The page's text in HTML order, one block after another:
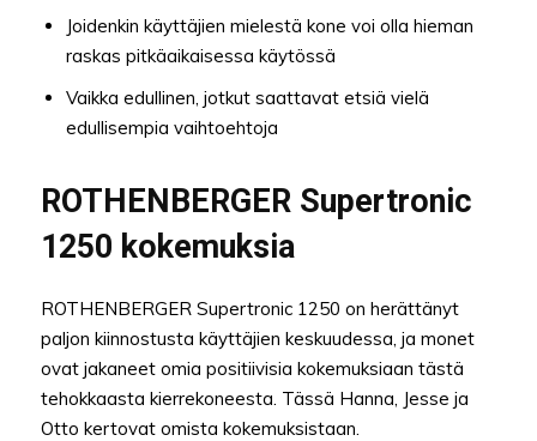
Joidenkin käyttäjien mielestä kone voi olla hieman
raskas pitkäaikaisessa käytössä
Vaikka edullinen, jotkut saattavat etsiä vielä
edullisempia vaihtoehtoja
ROTHENBERGER Supertronic
1250 kokemuksia
ROTHENBERGER Supertronic 1250 on herättänyt
paljon kiinnostusta käyttäjien keskuudessa, ja monet
ovat jakaneet omia positiivisia kokemuksiaan tästä
tehokkaasta kierrekoneesta. Tässä Hanna, Jesse ja
Otto kertovat omista kokemuksistaan.